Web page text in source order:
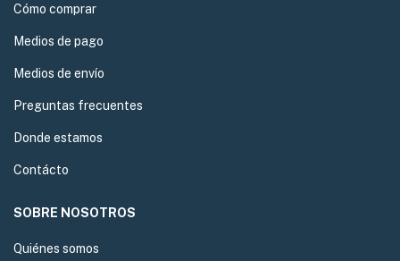
Cómo comprar
Medios de pago
Medios de envío
Preguntas frecuentes
Donde estamos
Contácto
SOBRE NOSOTROS
Quiénes somos